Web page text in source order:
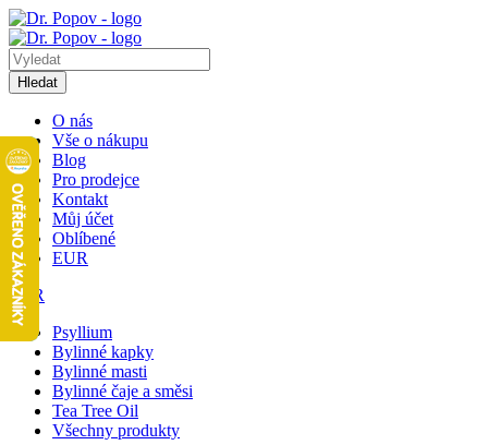
Hledat
O nás
Vše o nákupu
Blog
Pro prodejce
Kontakt
Můj účet
Oblíbené
EUR
EUR
Psyllium
Bylinné kapky
Bylinné masti
Bylinné čaje a směsi
Tea Tree Oil
Všechny produkty